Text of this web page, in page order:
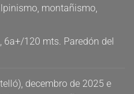
montañismo,
6a+/120 mts. Paredón del
decembro de 2025 e